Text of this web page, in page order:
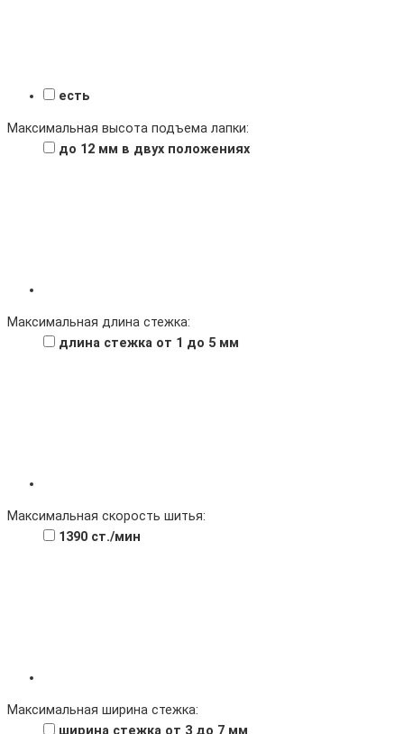
есть
Максимальная высота подъема лапки:
до 12 мм в двух положениях
Максимальная длина стежка:
длина стежка от 1 до 5 мм
Максимальная скорость шитья:
1390 ст./мин
Максимальная ширина стежка:
ширина стежка от 3 до 7 мм